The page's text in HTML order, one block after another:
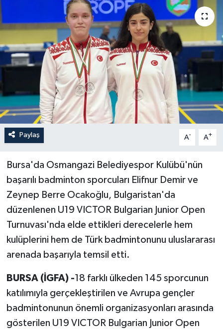
Paylaş A- A+
Bursa'da Osmangazi Belediyespor Kulübü'nün
başarılı badminton sporcuları Elifnur Demir ve
Zeynep Berre Ocakoğlu, Bulgaristan'da
düzenlenen U19 VICTOR Bulgarian Junior Open
Turnuvası'nda elde ettikleri derecelerle hem
kulüplerini hem de Türk badmintonunu uluslararası
arenada başarıyla temsil etti.
BURSA (İGFA) -18 farklı ülkeden 145 sporcunun
katılımıyla gerçekleştirilen ve Avrupa gençler
badmintonunun önemli organizasyonları arasında
gösterilen U19 VICTOR Bulgarian Junior Open